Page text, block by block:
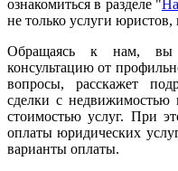
ознакомиться в разделе "
не только услуги
Обращаясь к нам, вы
консультацию от
вопросы, расскажет
сделки с недвижимостью
стоимостью услуг. При
оплаты юридических
варианты оплаты.